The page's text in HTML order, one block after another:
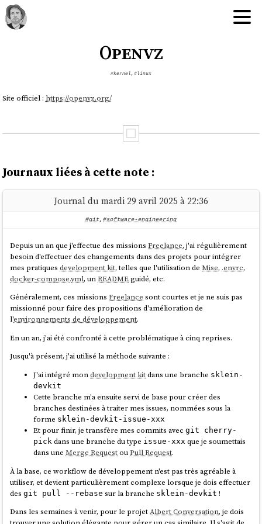
Openvz
#kernel, #linux
Site officiel : https://openvz.org/
Journaux liées à cette note :
Journal du mardi 29 avril 2025 à 22:36
#git, #software-engineering
Depuis un an que j'effectue des missionsFreelance, j'ai régulièrement
besoin d'effectuer des changements dans des projets pour intégrer
mes pratiquesdevelopment kit, telles que l'utilisation deMise, .envrc,
docker-compose.yml, unREADMEguidé, etc.
Généralement, ces missionsFreelance sont courtes et je ne suis pas
missionné pour faire des propositions d'amélioration de
l'environnements de développement.
En un an, j'ai été confronté à cette problématique à cinq reprises.
Jusqu'à présent, j'ai utilisé la méthode suivante :
J'ai intégré mondevelopment kitdans une branche sklein-
devkit
Cette branche m'a ensuite servi de base pour créer des
branches destinées à traiter mes issues, nommées sous la
forme sklein-devkit-issue-xxx
Et pour finir, je transfère mes commits avecgit cherry-
pick dans une branche du type issue-xxx que je soumettais
dans uneMerge RequestouPull Request.
À la base, ce workflow de développement n'est pas très agréable à
utiliser, et devient particulièrement complexe lorsque je dois effectuer
desgit pull --rebase sur la branche sklein-devkit !
Dans les semaines à venir, pour le projetAlbert Conversation, je dois